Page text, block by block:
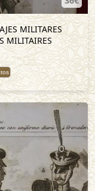
MILITARES
MILITAIRES